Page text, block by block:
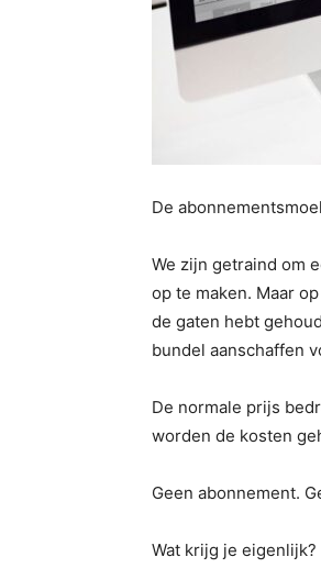
De
We zijn getraind om
op te maken. Maar
de gaten hebt
bundel aanschaffen
De normale prijs
worden de kosten
Geen abonnement.
Wat krijg je eigenlijk?